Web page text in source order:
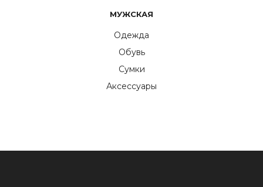
МУЖСКАЯ
Одежда
Обувь
Сумки
Аксессуары